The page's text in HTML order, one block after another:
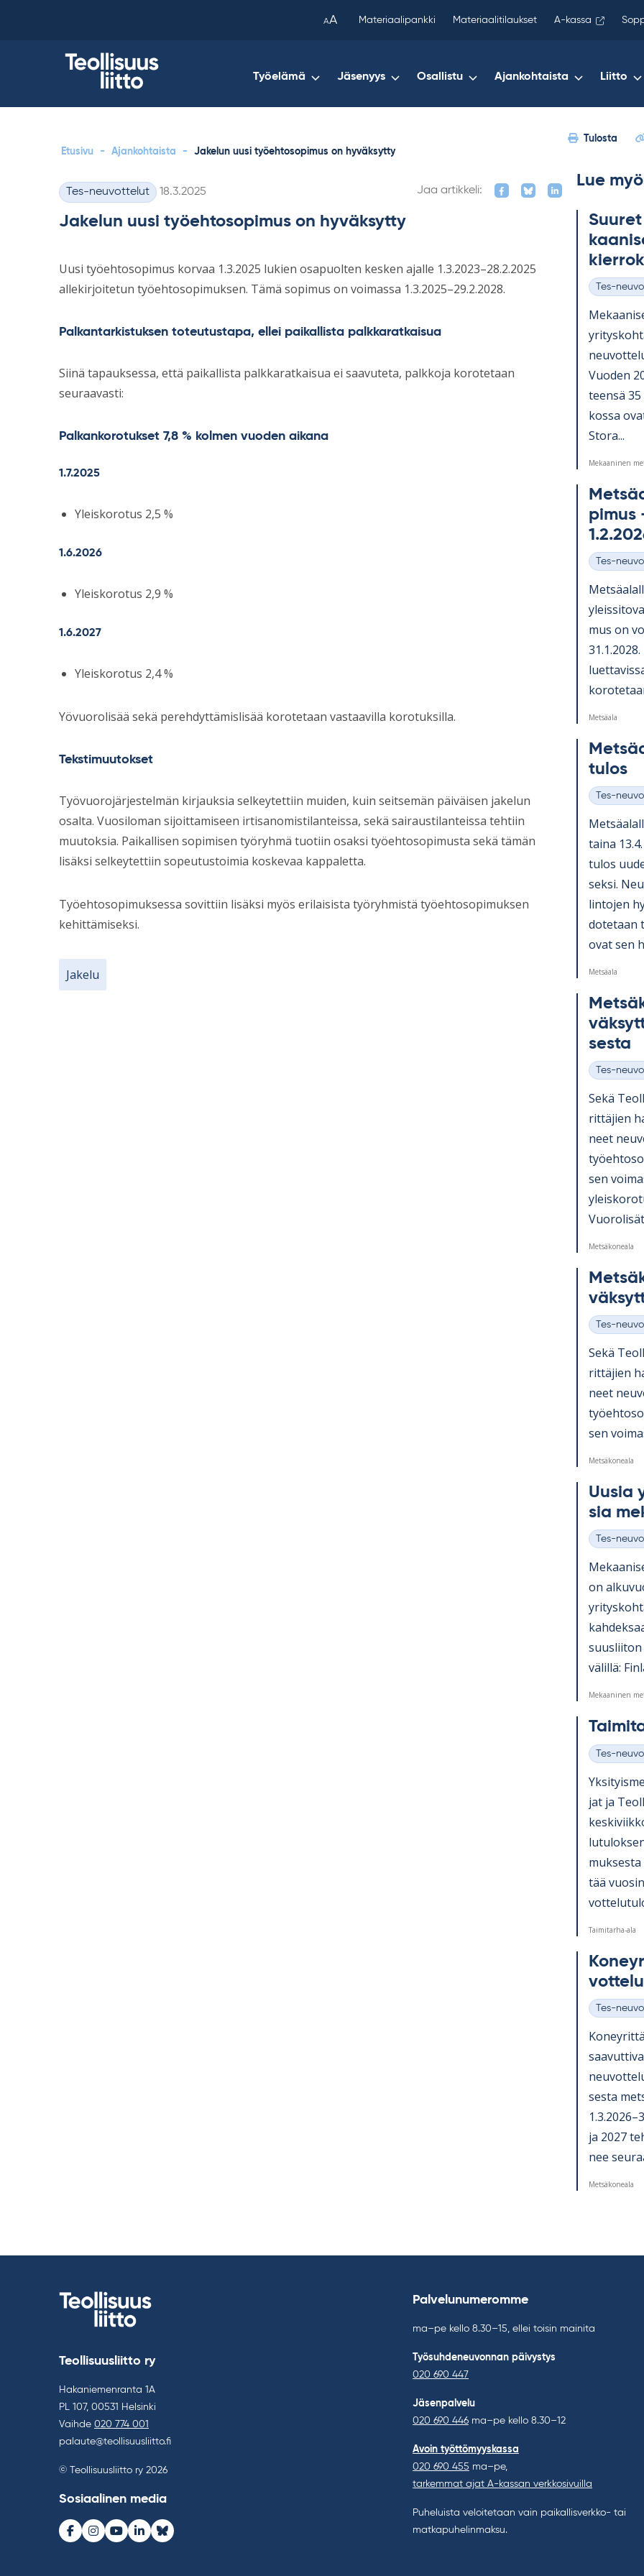
AA Materiaalipankki Materiaalitilaukset A-kassa
Työelämä Jäsenyys Osallistu Ajankohtaista Liitto
Etusivu - Ajankohtaista - Jakelun uusi työehtosopimus on hyväksytty
Tulosta
Kategoriat
Tes-neuvottelut Kirjoitettu
18.3.2025 Jaa artikkeli:
Jakelun uusi työehtosopimus on hyväksytty
Uusi työehtosopimus korvaa 1.3.2025 lukien osapuolten kesken ajalle 1.3.2023–28.2.2025
allekirjoitetun työehtosopimuksen. Tämä sopimus on voimassa 1.3.2025–29.2.2028.
Palkantarkistuksen toteutustapa, ellei paikallista palkkaratkaisua
Siinä tapauksessa, että paikallista palkkaratkaisua ei saavuteta, palkkoja korotetaan
seuraavasti:
Palkankorotukset 7,8 % kolmen vuoden aikana
1.7.2025
Yleiskorotus 2,5 %
1.6.2026
Yleiskorotus 2,9 %
1.6.2027
Yleiskorotus 2,4 %
Yövuorolisää sekä perehdyttämislisää korotetaan vastaavilla korotuksilla.
Tekstimuutokset
Työvuorojärjestelmän kirjauksia selkeytettiin muiden, kuin seitsemän päiväisen jakelun
osalta. Vuosiloman sijoittamiseen irtisanomistilanteissa, sekä sairaustilanteissa tehtiin
muutoksia. Paikallisen sopimisen työryhmä tuotiin osaksi työehtosopimusta sekä tämän
lisäksi selkeytettiin sopeutustoimia koskevaa kappaletta.
Työehtosopimuksessa sovittiin lisäksi myös erilaisista työryhmistä työehtosopimuksen
kehittämiseksi.
Jakelu
Lue
Kategoriat
Tes-
Vuo­den
teensä
kossa
Stora...
Mekaaninen
pi­mus
Kategoriat
Tes-
mus on
Metsäala
tu­los
Kategoriat
Tes-
taina
tu­los
seksi.
lin­to­jen
do­te­taan
ovat sen
Metsäala
sesta
Kategoriat
Tes-
Sekä
rit­tä­jien
neet
sen
Metsäkoneala
Kategoriat
Tes-
Sekä
rit­tä­jien
neet
sen
Metsäkoneala
Uusia
sia
Kategoriat
Tes-
on
suus­lii­ton
vä­lillä:
Mekaaninen
Kategoriat
Tes-
jat ja
tää
Taimitarha-ala
Kategoriat
Tes-
sesta
ja 2027
nee
Metsäkoneala
copied
your
clipboard.)
Teollisuusliitto ry
Hakaniemenranta 1A
PL 107, 00531 Helsinki
Vaihde 020 774 001
palaute@teollisuusliitto.fi
© Teollisuusliitto ry 2026
Sosiaalinen media
Facebook
Instagram
Youtube
LinkedInBluesky
Palvelunumeromme
ma–pe kello 8.30–15, ellei toisin mainita
Työsuhdeneuvonnan päivystys
020 690 447
Jäsenpalvelu
020 690 446 ma–pe kello 8.30–12
Avoin työttömyyskassa
020 690 455 ma–pe,
tarkemmat ajat A-kassan verkkosivuilla
Puheluista veloitetaan vain paikallisverkko- tai
matkapuhelinmaksu.